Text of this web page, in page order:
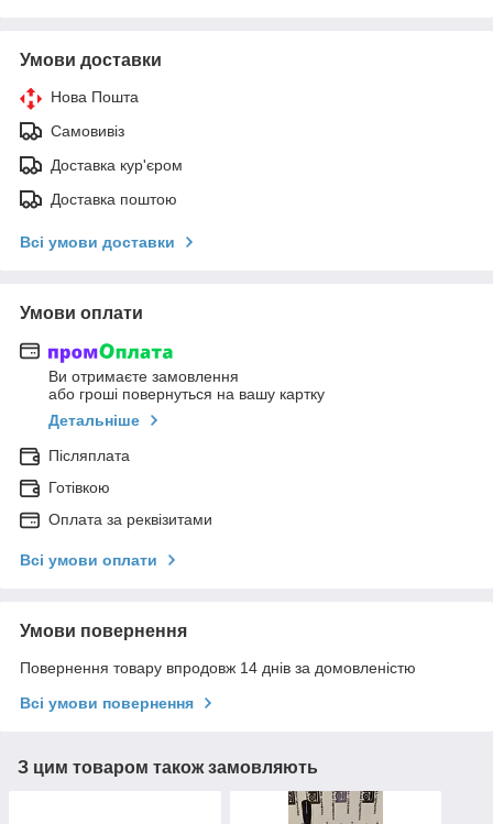
Умови доставки
Нова Пошта
Самовивіз
Доставка кур'єром
Доставка поштою
Всі умови доставки
Умови оплати
Ви отримаєте замовлення
або гроші повернуться на вашу картку
Детальніше
Післяплата
Готівкою
Оплата за реквізитами
Всі умови оплати
Умови повернення
Повернення товару впродовж 14 днів за домовленістю
Всі умови повернення
З цим товаром також замовляють